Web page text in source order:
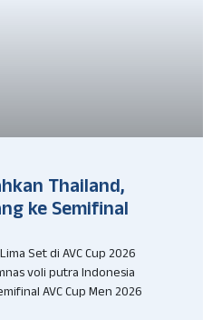
Thailand,
ke Semifinal
Set di AVC Cup 2026
voli putra Indonesia
AVC Cup Men 2026